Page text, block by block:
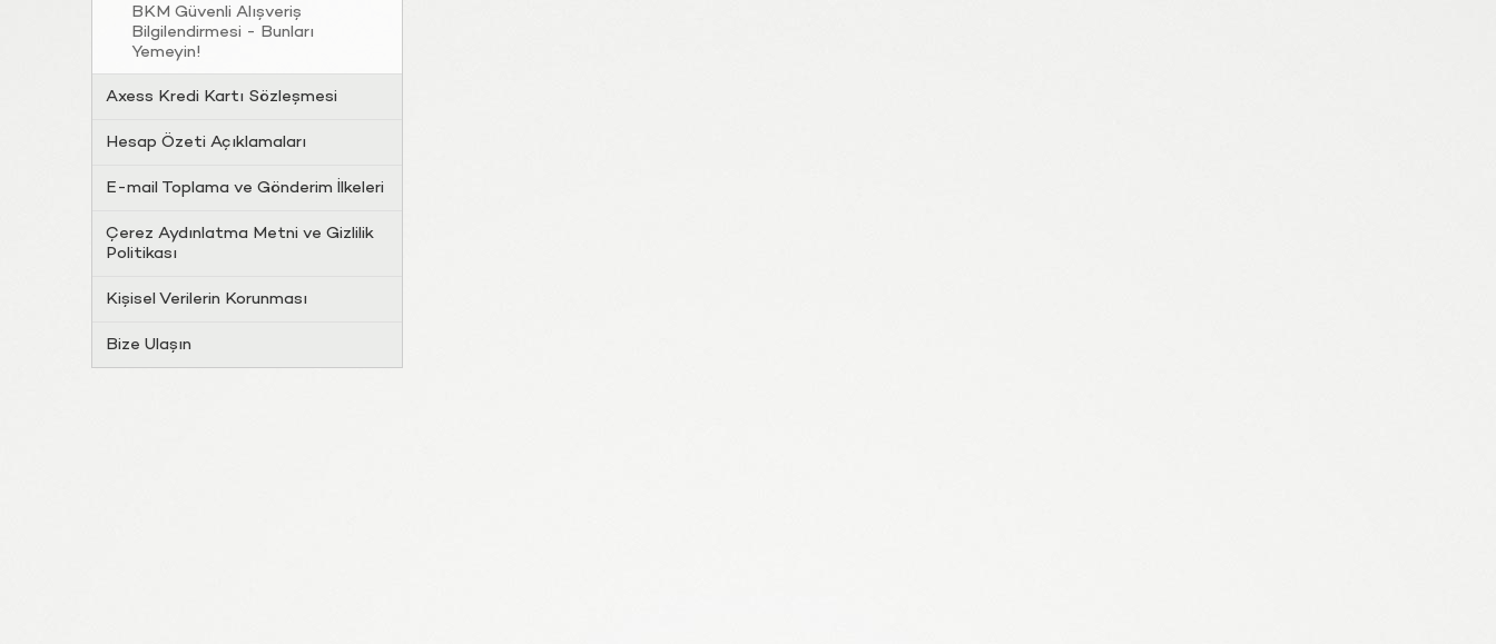
BKM Güvenli Alışveriş
Bilgilendirmesi - Bunları
Yemeyin!
Axess Kredi Kartı Sözleşmesi
Hesap Özeti Açıklamaları
E-mail Toplama ve Gönderim İlkeleri
Çerez Aydınlatma Metni ve Gizlilik
Politikası
Kişisel Verilerin Korunması
Bize Ulaşın